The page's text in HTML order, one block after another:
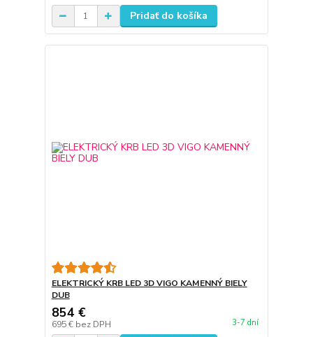
Pridať do košíka
ELEKTRICKÝ KRB LED 3D VIGO KAMENNÝ BIELY
DUB
854 €
695 € bez DPH 3-7 dní